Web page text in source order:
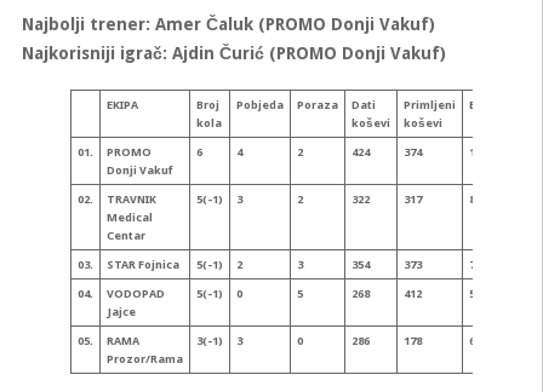
Najbolji trener: Amer Čaluk (PROMO Donji Vakuf)
Najkorisniji igrač: Ajdin Čurić (PROMO Donji Vakuf)
EKIPA
Broj
kola
Pobjeda Poraza
Dati
koševi
Primljeni
koševi
Bodova
01.
PROMO
Donji Vakuf
6 4 2 424 374 10
02.
TRAVNIK
Medical
Centar
5(-1) 3 2 322 317 8
03. STAR Fojnica 5(-1) 2 3 354 373 7
04.
VODOPAD
Jajce
5(-1) 0 5 268 412 5
05.
RAMA
Prozor/Rama
3(-1) 3 0 286 178 6